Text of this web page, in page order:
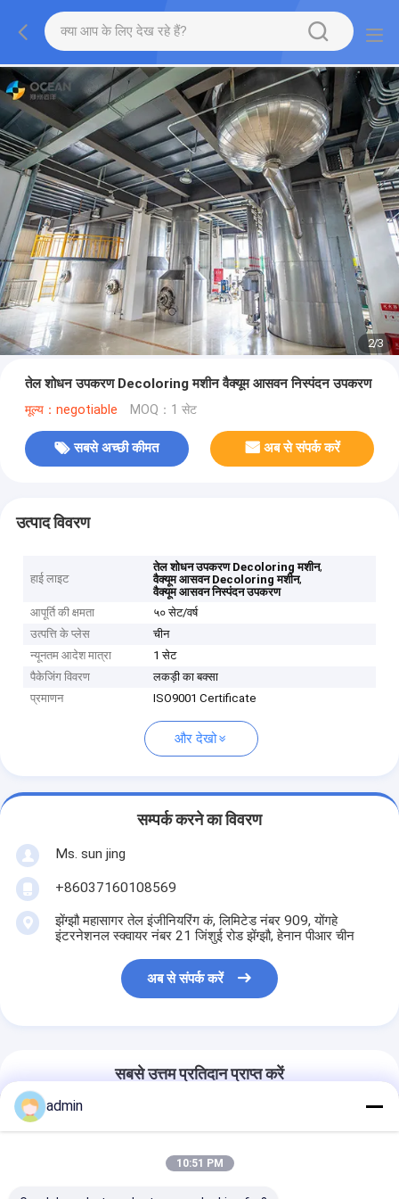
2/3
तेल शोधन उपकरण Decoloring मशीन वैक्यूम आसवन निस्पंदन उपकरण
मूल्य：negotiable MOQ：1 सेट
सबसे अच्छी कीमत अब से संपर्क करें
उत्पाद विवरण
हाई लाइट
तेल शोधन उपकरण Decoloring मशीन,
वैक्यूम आसवन Decoloring मशीन,
वैक्यूम आसवन निस्पंदन उपकरण
आपूर्ति की क्षमता
५० सेट/वर्ष
उत्पत्ति के प्लेस
चीन
न्यूनतम आदेश मात्रा
1 सेट
पैकेजिंग विवरण
लकड़ी का बक्सा
प्रमाणन
ISO9001 Certificate
और देखो
सम्पर्क करने का विवरण
Ms. sun jing
+86037160108569
झेंग्झौ महासागर तेल इंजीनियरिंग कं, लिमिटेड नंबर 909, योंगहे
इंटरनेशनल स्क्वायर नंबर 21 जिंशुई रोड झेंग्झौ, हेनान पीआर चीन
अब से संपर्क करें
सबसे उत्तम प्रतिदान प्राप्त करें
तेल शोधन उपकरण
admin
10:51 PM